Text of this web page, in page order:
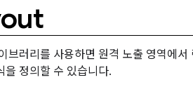
브러리를 사용하면 원격 노출 영역에
을 정의할 수 있습니다.